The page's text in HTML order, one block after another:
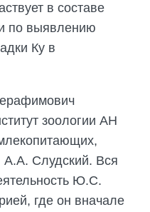
в составе
по выявлению
Ку в
зоологии АН
А.А. Слудский. Вся
Ю.С.
где он вначале